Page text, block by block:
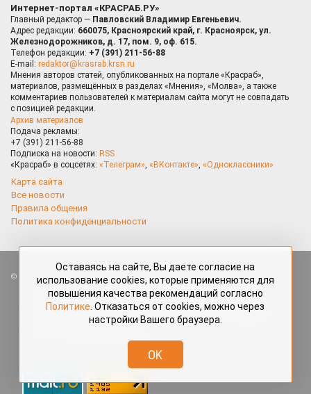
Интернет-портал «КРАСРАБ.РУ»
Главный редактор — Павловский Владимир Евгеньевич.
Адрес редакции: 660075, Красноярский край, г. Красноярск, ул.
Железнодорожников, д. 17, пом. 9, оф. 615.
Телефон редакции: +7 (391) 211-56-88
E-mail: redaktor@krasrab.krsn.ru
Мнения авторов статей, опубликованных на портале «Красраб»,
материалов, размещённых в разделах «Мнения», «Молва», а также
комментариев пользователей к материалам сайта могут не совпадать
с позицией редакции.
Архив материалов
Подача рекламы:
+7 (391) 211-56-88
Подписка на новости: RSS
«Красраб» в соцсетях: «Телеграм», «ВКонтакте», «Одноклассники»
Карта сайта
Все новости
Правила общения
Политика конфиденциальности
Все права защищены. Любые материалы, размещённые на портале
«Красраб.ру» сотрудниками редакции, нештатными авторами
и читателями, являются объектами авторского права. Полное или
частичное использование материалов, размещённых на портале
«Красраб.ру», допускается только с письменного согласия редакции
redaktor@krasrab.krsn.ru.
Оставаясь на сайте, Вы даете согласие на
использование cookies, которые применяются для
повышения качества рекомендаций согласно
Политике . Отказаться от cookies, можно через
настройки Вашего браузера.
OK